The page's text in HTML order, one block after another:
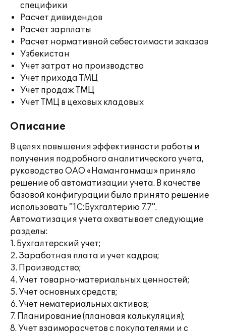
специфики
Расчет дивидендов
Расчет зарплаты
Расчет нормативной себестоимости заказов
Узбекистан
Учет затрат на производство
Учет прихода ТМЦ
Учет продаж ТМЦ
Учет ТМЦ в цеховых кладовых
Описание
В целях повышения эффективности работы и
получения подробного аналитического учета,
руководство ОАО «Наманганмаш» приняло
решение об автоматизации учета. В качестве
базовой конфигурации было принято решение
использовать "1С:Бухгалтерию 7.7".
Автоматизация учета охватывает следующие
разделы:
1. Бухгалтерский учет;
2. Заработная плата и учет кадров;
3. Производство;
4. Учет товарно-материальных ценностей;
5. Учет основных средств;
6. Учет нематериальных активов;
7. Планирование (плановая калькуляция);
8. Учет взаиморасчетов с покупателями и с